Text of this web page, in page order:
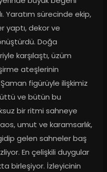
Yaratım sürecinde ekip,
yaptı, dekor ve
Doğa
karşılaştı, üzüm
ateşlerinin
figürüyle ilişkimiz
ve bütün bu
bir ritmi sahneye
umut ve karamsarlık,
gelen sahneler baş
En çelişkili duygular
birleşiyor. İzleyicinin